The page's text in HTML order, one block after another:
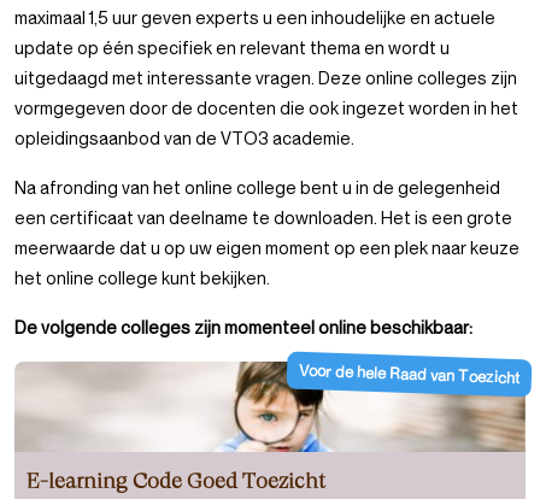
maximaal 1,5 uur geven experts u een inhoudelijke en actuele
update op één specifiek en relevant thema en wordt u
uitgedaagd met interessante vragen. Deze online colleges zijn
vormgegeven door de docenten die ook ingezet worden in het
opleidingsaanbod van de VTO3 academie.
Na afronding van het online college bent u in de gelegenheid
een certificaat van deelname te downloaden. Het is een grote
meerwaarde dat u op uw eigen moment op een plek naar keuze
het online college kunt bekijken.
De volgende colleges zijn momenteel online beschikbaar:
Voor de hele Raad van Toezicht
E-learning Code Goed Toezicht